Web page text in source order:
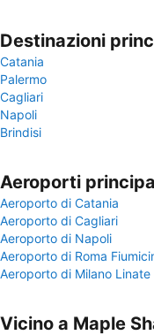
Destinazioni
Catania
Palermo
Cagliari
Napoli
Brindisi
Aeroporti
Aeroporto di Catania
Aeroporto di Cagliari
Aeroporto di Napoli
Aeroporto di Roma
Aeroporto di Milano Linate
Vicino a Maple